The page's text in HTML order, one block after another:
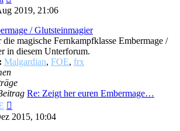
Beitrag
2019, 21:06
/ Glutsteinmagier
magische Fernkampfklasse Embermage /
in diesem Unterforum.
Malgardian, FOE, frx
Re: Zeigt her euren Embermage…
Beitrag
2015, 10:04